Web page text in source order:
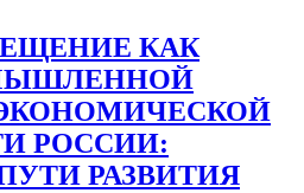
КАК
РОССИИ:
РАЗВИТИЯ